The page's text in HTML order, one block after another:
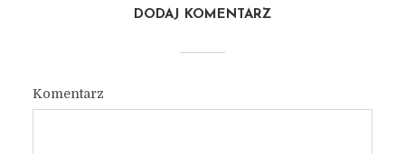
DODAJ KOMENTARZ
Komentarz